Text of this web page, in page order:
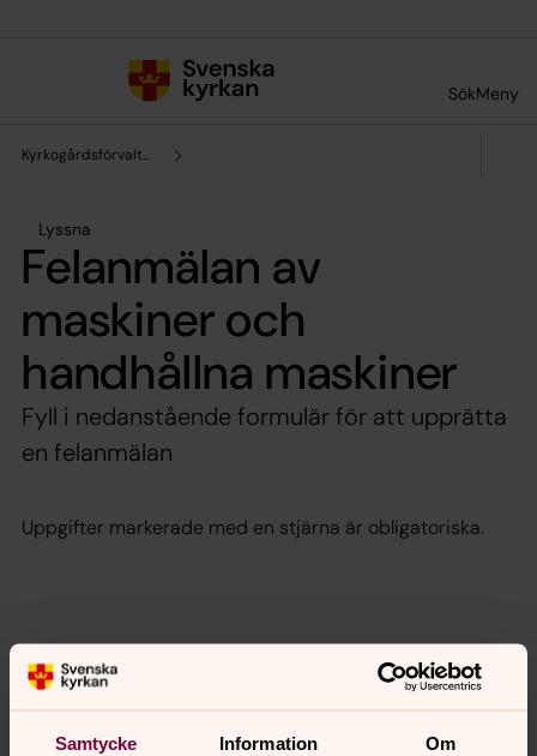
Samtycke Information Om
SökMeny
Kyrkogårdsförvaltningen
Lyssna
Felanmälan av
maskiner och
handhållna maskiner
Fyll i nedanstående formulär för att upprätta
en felanmälan
Uppgifter markerade med en stjärna är obligatoriska.
Skicka